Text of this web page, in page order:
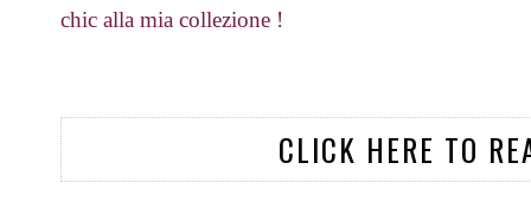
chic alla mia collezione !
CLICK HERE TO